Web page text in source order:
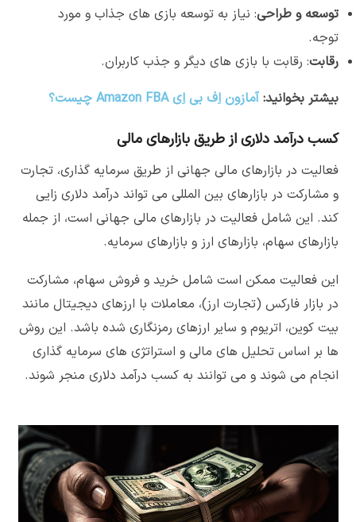
توسعه و طراحی: نیاز به توسعه بازی های جذاب و مورد
توجه.
رقابت: رقابت با بازی های دیگر و جذب کاربران.
بیشتر بخوانید:آمازون اِف بی اِی Amazon FBA چیست؟
کسب درآمد دلاری از طریق بازارهای مالی
فعالیت در بازارهای مالی جهانی از طریق سرمایه گذاری، تجارت
و مشارکت در بازارهای بین المللی می تواند درآمد دلاری زایی
کند. این شامل فعالیت در بازارهای مالی جهانی است، از جمله
بازارهای سهام، بازارهای ارز و بازارهای سرمایه.
این فعالیت ممکن است شامل خرید و فروش سهام، مشارکت
در بازار فارکس (تجارت ارز)، معاملات با ارزهای دیجیتال مانند
بیت کوین، اتریوم و سایر ارزهای رمزنگاری شده باشد. این روش
ها بر اساس تحلیل های مالی و استراتژی های سرمایه گذاری
انجام می شوند و می توانند به کسب درآمد دلاری منجر شوند.